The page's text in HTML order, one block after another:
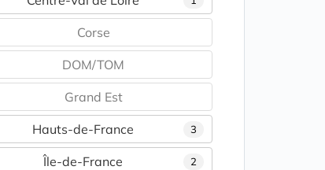
Corse
DOM/TOM
Grand Est
3
Hauts-de-France
2
Île-de-France